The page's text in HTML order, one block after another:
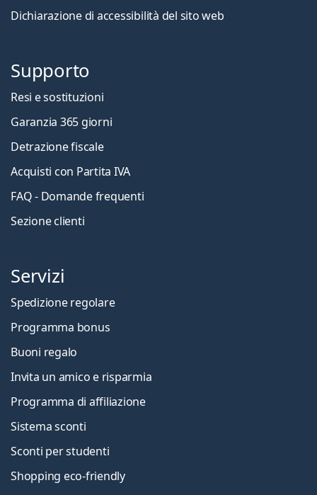
Dichiarazione di accessibilità del sito web
Supporto
Resi e sostituzioni
Garanzia 365 giorni
Detrazione fiscale
Acquisti con Partita IVA
FAQ - Domande frequenti
Sezione clienti
Servizi
Spedizione regolare
Programma bonus
Buoni regalo
Invita un amico e risparmia
Programma di affiliazione
Sistema sconti
Sconti per studenti
Shopping eco-friendly